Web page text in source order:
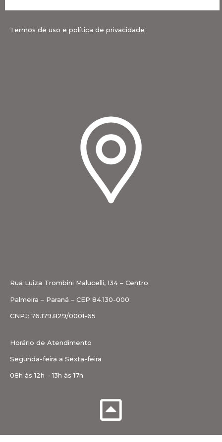
Termos de uso e política de privacidade
Rua Luiza Trombini Malucelli, 134 – Centro
Palmeira – Paraná – CEP 84.130-000
CNPJ: 76.179.829/0001-65
Horário de Atendimento
Segunda-feira a Sexta-feira
08h às 12h – 13h às 17h